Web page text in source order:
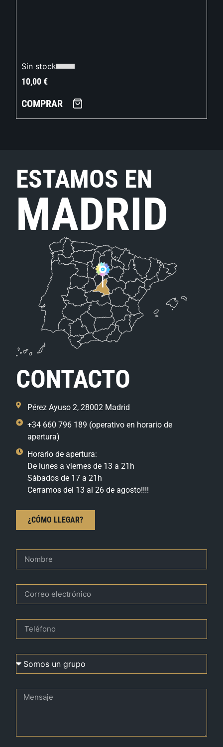
Sin stock
10,00€
COMPRAR
ESTAMOS EN
MADRID
CONTACTO
Pérez Ayuso 2, 28002 Madrid
+34 660 796 189 (operativo en horario de
apertura)
Horario de apertura:
De lunes a viernes de 13 a 21h
Sábados de 17 a 21h
Cerramos del 13 al 26 de agosto!!!!
¿CÓMO LLEGAR?